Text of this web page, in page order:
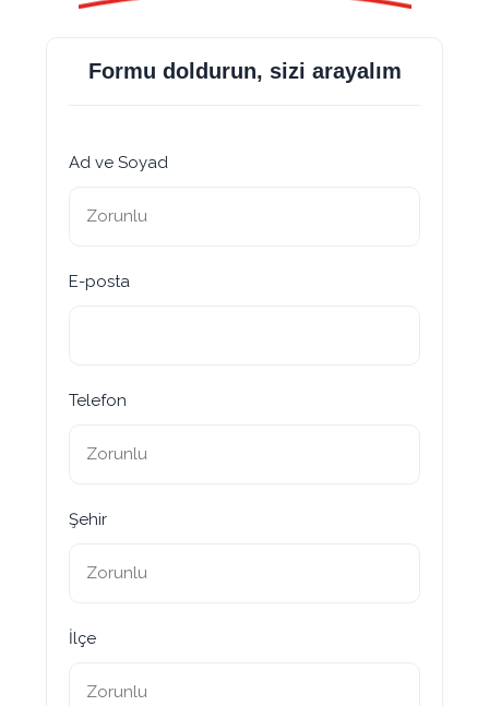
Formu doldurun, sizi arayalım
Ad ve Soyad
E-posta
Telefon
Şehir
İlçe